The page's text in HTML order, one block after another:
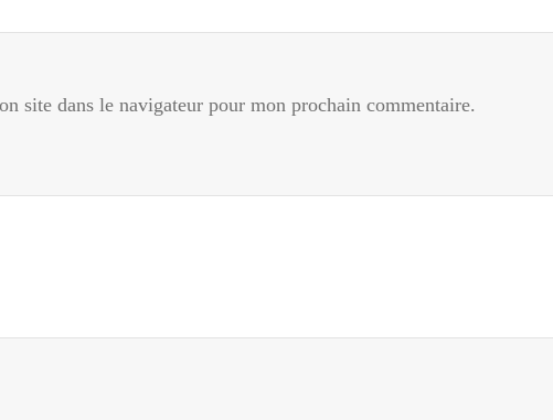
site dans le navigateur pour mon prochain commentaire.